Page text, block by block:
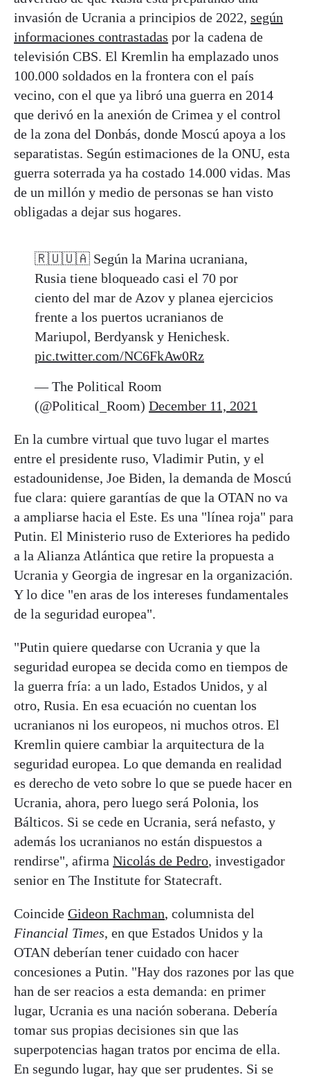
invasión de Ucrania a principios de 2022, según
informaciones contrastadas por la cadena de
televisión CBS. El Kremlin ha emplazado unos
100.000 soldados en la frontera con el país
vecino, con el que ya libró una guerra en 2014
que derivó en la anexión de Crimea y el control
de la zona del Donbás, donde Moscú apoya a los
separatistas. Según estimaciones de la ONU, esta
guerra soterrada ya ha costado 14.000 vidas. Mas
de un millón y medio de personas se han visto
obligadas a dejar sus hogares.
🇷🇺🇺🇦 Según la Marina ucraniana,
Rusia tiene bloqueado casi el 70 por
ciento del mar de Azov y planea ejercicios
frente a los puertos ucranianos de
Mariupol, Berdyansk y Henichesk.
pic.twitter.com/NC6FkAw0Rz
— The Political Room
(@Political_Room) December 11, 2021
En la cumbre virtual que tuvo lugar el martes
entre el presidente ruso, Vladimir Putin, y el
estadounidense, Joe Biden, la demanda de Moscú
fue clara: quiere garantías de que la OTAN no va
a ampliarse hacia el Este. Es una "línea roja" para
Putin. El Ministerio ruso de Exteriores ha pedido
a la Alianza Atlántica que retire la propuesta a
Ucrania y Georgia de ingresar en la organización.
Y lo dice "en aras de los intereses fundamentales
de la seguridad europea".
"Putin quiere quedarse con Ucrania y que la
seguridad europea se decida como en tiempos de
la guerra fría: a un lado, Estados Unidos, y al
otro, Rusia. En esa ecuación no cuentan los
ucranianos ni los europeos, ni muchos otros. El
Kremlin quiere cambiar la arquitectura de la
seguridad europea. Lo que demanda en realidad
es derecho de veto sobre lo que se puede hacer en
Ucrania, ahora, pero luego será Polonia, los
Bálticos. Si se cede en Ucrania, será nefasto, y
además los ucranianos no están dispuestos a
rendirse", afirma Nicolás de Pedro, investigador
senior en The Institute for Statecraft.
Coincide Gideon Rachman, columnista del
Financial Times, en que Estados Unidos y la
OTAN deberían tener cuidado con hacer
concesiones a Putin. "Hay dos razones por las que
han de ser reacios a esta demanda: en primer
lugar, Ucrania es una nación soberana. Debería
tomar sus propias decisiones sin que las
superpotencias hagan tratos por encima de ella.
En segundo lugar, hay que ser prudentes. Si se